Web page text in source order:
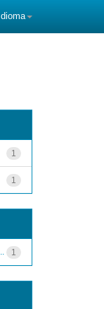
Idioma
1
1
1